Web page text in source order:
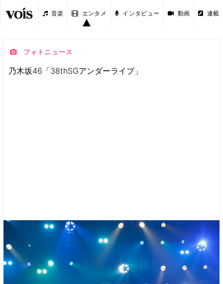
音楽 エンタメ インタビュー 動画 連載
フォトニュース
乃木坂46「38thSGアンダーライブ」